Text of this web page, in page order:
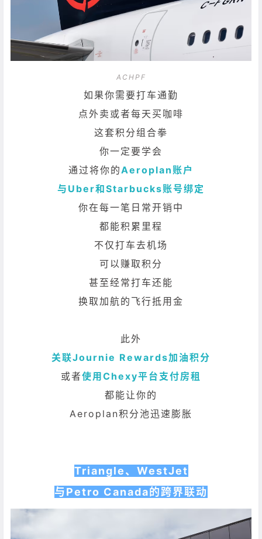
ACHPF
如果你需要打车通勤
点外卖或者每天买咖啡
这套积分组合拳
你一定要学会
通过将你的Aeroplan账户
与Uber和Starbucks账号绑定
你在每一笔日常开销中
都能积累里程
不仅打车去机场
可以赚取积分
甚至经常打车还能
换取加航的飞行抵用金
此外
关联Journie Rewards加油积分
或者使用Chexy平台支付房租
都能让你的
Aeroplan积分池迅速膨胀
Triangle、WestJet
与Petro Canada的跨界联动